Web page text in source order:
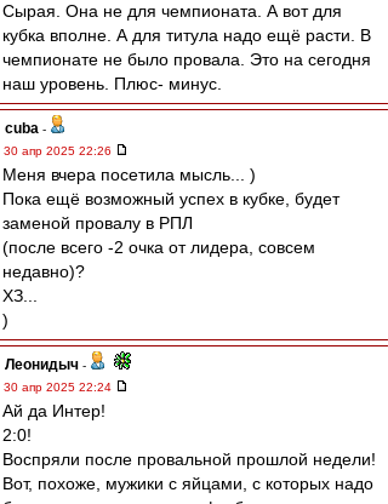
Сырая. Она не для чемпионата. А вот для
кубка вполне. А для титула надо ещё расти. В
чемпионате не было провала. Это на сегодня
наш уровень. Плюс- минус.
cuba -
30 апр 2025 22:26
Меня вчера посетила мысль... )
Пока ещё возможный успех в кубке, будет
заменой провалу в РПЛ
(после всего -2 очка от лидера, совсем
недавно)?
ХЗ...
)
Леонидыч -
30 апр 2025 22:24
Ай да Интер!
2:0!
Воспряли после провальной прошлой недели!
Вот, похоже, мужики с яйцами, с которых надо